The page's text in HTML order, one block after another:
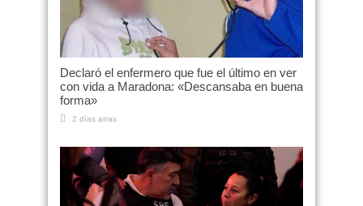
Declaró el enfermero que fue el último en ver
con vida a Maradona: «Descansaba en buena
forma»
2 días atras